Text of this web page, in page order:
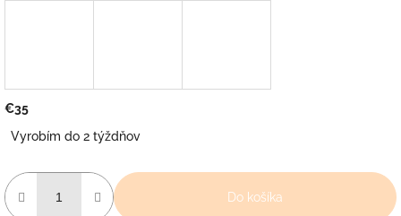
€35
cena:
Vyrobím do 2 týždňov
Do košíka